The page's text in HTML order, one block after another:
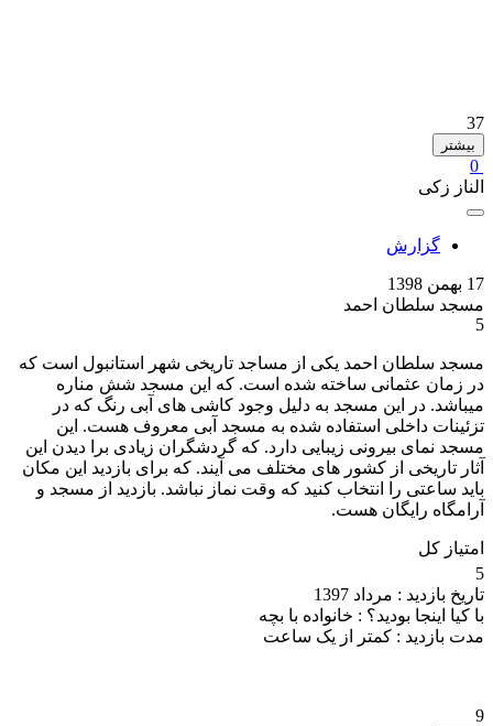
37
بیشتر
0
الناز زکی
گزارش
17 بهمن 1398
مسجد سلطان احمد
5
مسجد سلطان احمد یکی از مساجد تاریخی شهر استانبول است که
در زمان عثمانی ساخته شده است. که این مسجد شش مناره
میباشد. در این مسجد به دلیل وجود کاشی های آبی رنگ که در
تزئينات داخلی استفاده شده به مسجد آبی معروف هست. این
مسجد نمای بیرونی زیبایی دارد. که گردشگران زیادی برا دیدن این
آثار تاریخی از کشور های مختلف می آیند. که برای بازدید این مکان
باید ساعتی را انتخاب کنید که وقت نماز نباشد. بازدید از مسجد و
آرامگاه رایگان هست.
امتیاز کل
5
تاریخ بازدید : مرداد 1397
با کیا اینجا بودید؟ : خانواده با بچه
مدت بازدید : کمتر از یک ساعت
9